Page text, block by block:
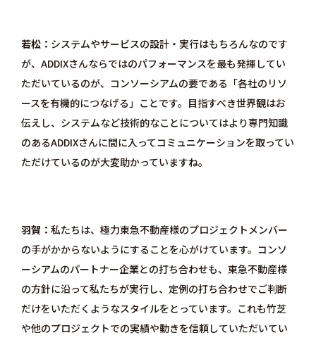
若松
システムやサービスの設計・実行はもちろんなのです
が、ADDIXさんならではのパフォーマンスを最も発揮してい
ただいているのが、コンソーシアムの要である「各社のリソ
ースを有機的につなげる」ことです。目指すべき世界観はお
伝えし、システムなど技術的なことについてはより専門知識
のあるADDIXさんに間に入ってコミュニケーションを取ってい
ただけているのが大変助かっていますね。
羽賀
私たちは、極力東急不動産様のプロジェクトメンバー
の手がかからないようにすることを心がけています。コンソ
ーシアムのパートナー企業との打ち合わせも、東急不動産様
の方針に沿って私たちが実行し、定例の打ち合わせでご判断
だけをいただくようなスタイルをとっています。これも竹芝
や他のプロジェクトでの実績や動きを信頼していただいてい